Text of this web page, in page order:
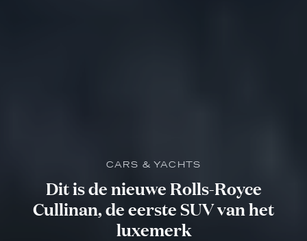
CARS & YACHTS
Dit is de nieuwe Rolls-Royce
Cullinan, de eerste SUV van het
luxemerk